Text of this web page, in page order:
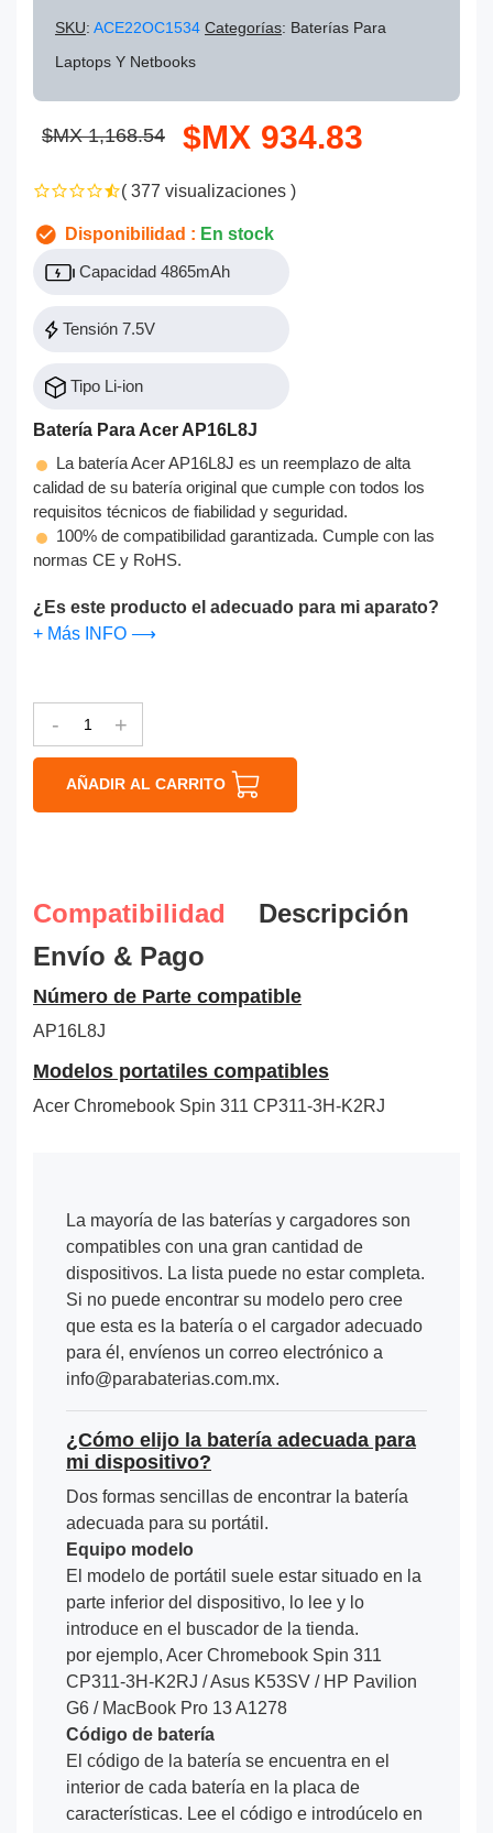
SKU: ACE22OC1534 Categorías: Baterías Para
Laptops Y Netbooks
$MX 1,168.54 $MX 934.83
( 377 visualizaciones )
Disponibilidad : En stock
Capacidad 4865mAh
Tensión 7.5V
Tipo Li-ion
Batería Para Acer AP16L8J
La batería Acer AP16L8J es un reemplazo de alta
calidad de su batería original que cumple con todos los
requisitos técnicos de fiabilidad y seguridad.
100% de compatibilidad garantizada. Cumple con las
normas CE y RoHS.
¿Es este producto el adecuado para mi aparato?
+ Más INFO ⟶
- +
AÑADIR AL CARRITO
Compatibilidad
Descripción
Envío & Pago
Número de Parte compatible
AP16L8J
Modelos portatiles compatibles
Acer Chromebook Spin 311 CP311-3H-K2RJ
La mayoría de las baterías y cargadores son
compatibles con una gran cantidad de
dispositivos. La lista puede no estar completa.
Si no puede encontrar su modelo pero cree
que esta es la batería o el cargador adecuado
para él, envíenos un correo electrónico a
info@parabaterias.com.mx.
¿Cómo elijo la batería adecuada para
mi dispositivo?
Dos formas sencillas de encontrar la batería
adecuada para su portátil.
Equipo modelo
El modelo de portátil suele estar situado en la
parte inferior del dispositivo, lo lee y lo
introduce en el buscador de la tienda.
por ejemplo, Acer Chromebook Spin 311
CP311-3H-K2RJ / Asus K53SV / HP Pavilion
G6 / MacBook Pro 13 A1278
Código de batería
El código de la batería se encuentra en el
interior de cada batería en la placa de
características. Lee el código e introdúcelo en